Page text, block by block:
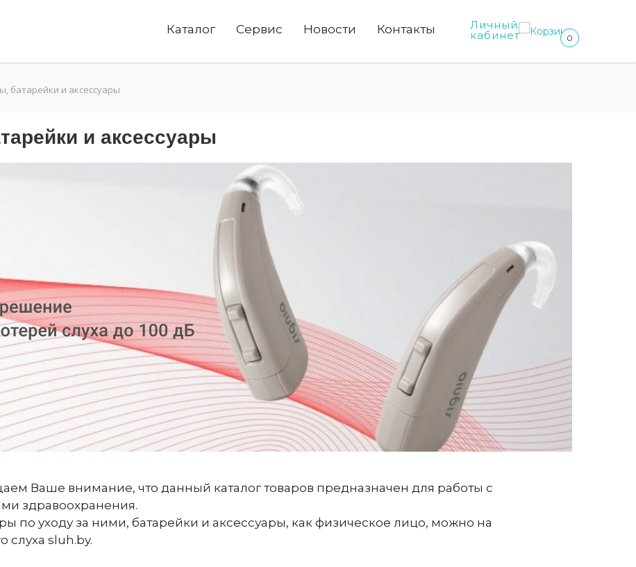
Личный
кабинет 0
Каталог Сервис Новости Контакты
батарейки и аксессуары
и аксессуары
Ваше внимание, что данный каталог товаров предназначен для работы с
здравоохранения.
по уходу за ними, батарейки и аксессуары, как физическое лицо, можно на
слуха sluh.by.